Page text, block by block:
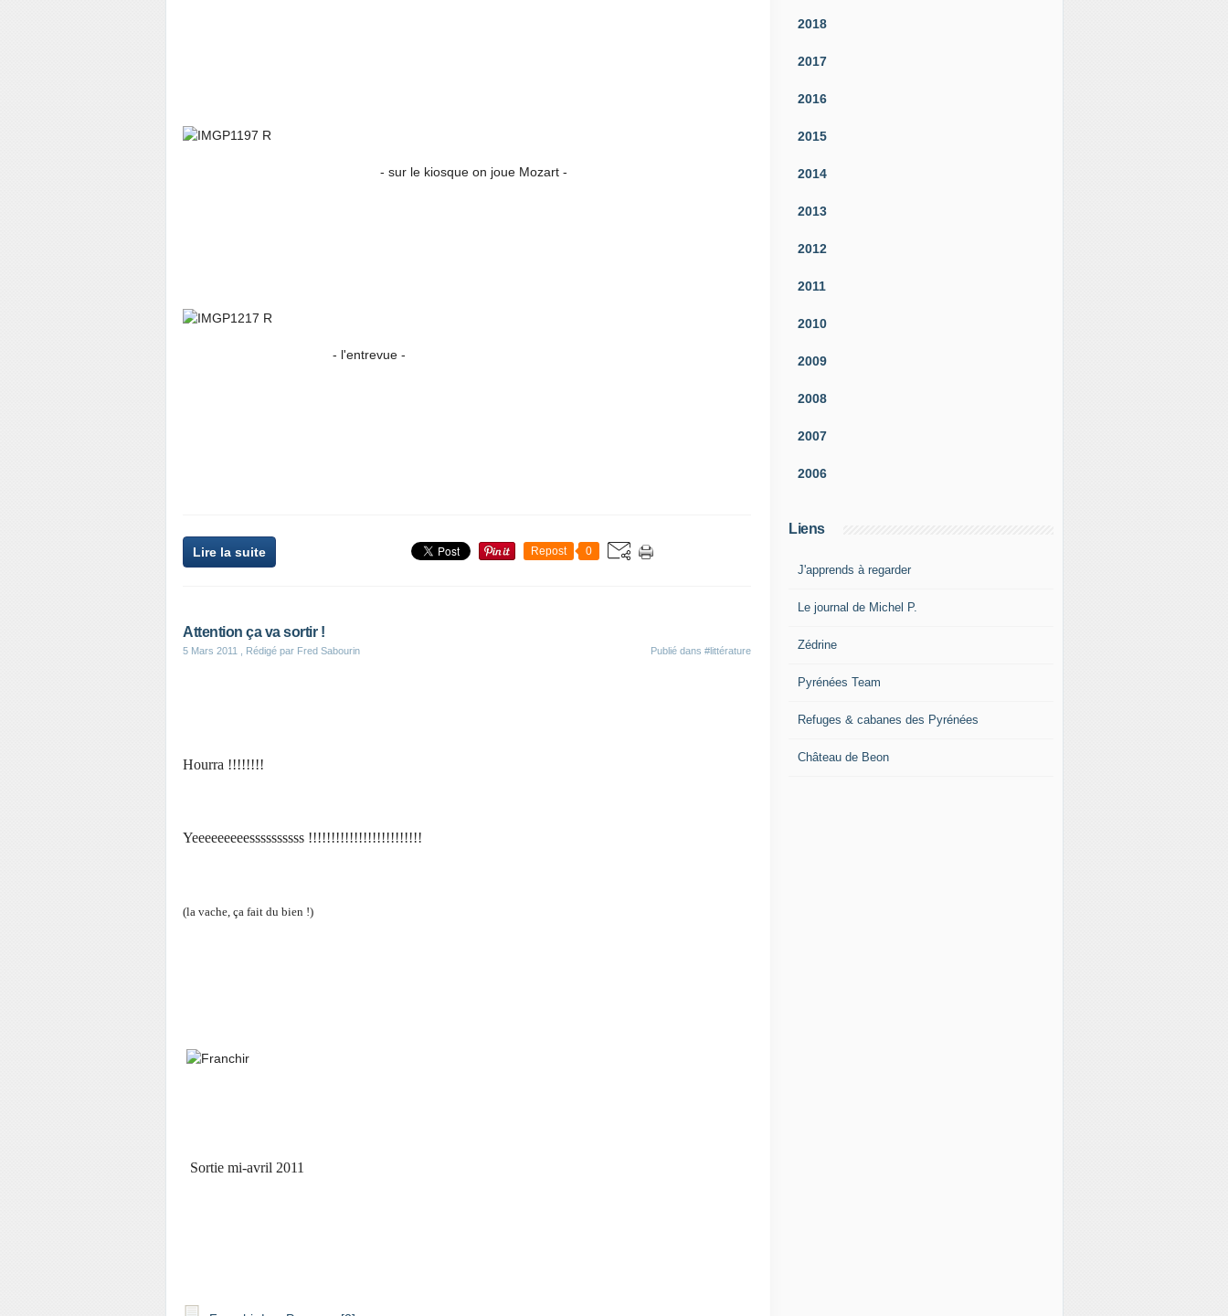
- sur le kiosque on joue Mozart -
- l'entrevue -
Lire la suite Repost 0
Attention ça va sortir !
5 Mars 2011 , Rédigé par Fred Sabourin Publié dans #littérature
Hourra !!!!!!!!
Yeeeeeeeeessssssssss !!!!!!!!!!!!!!!!!!!!!!!!!
(la vache, ça fait du bien !)
Sortie mi-avril 2011
2018
2017
2016
2015
2014
2013
2012
2011
2010
2009
2008
2007
2006
Liens
J'apprends à regarder
Le journal de Michel P.
Zédrine
Pyrénées Team
Refuges & cabanes des Pyrénées
Château de Beon